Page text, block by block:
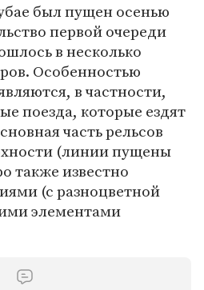
был пущен осенью
первой очереди
в несколько
Особенностью
в частности,
поезда, которые ездят
часть рельсов
(линии пущены
также известно
(с разноцветной
элементами